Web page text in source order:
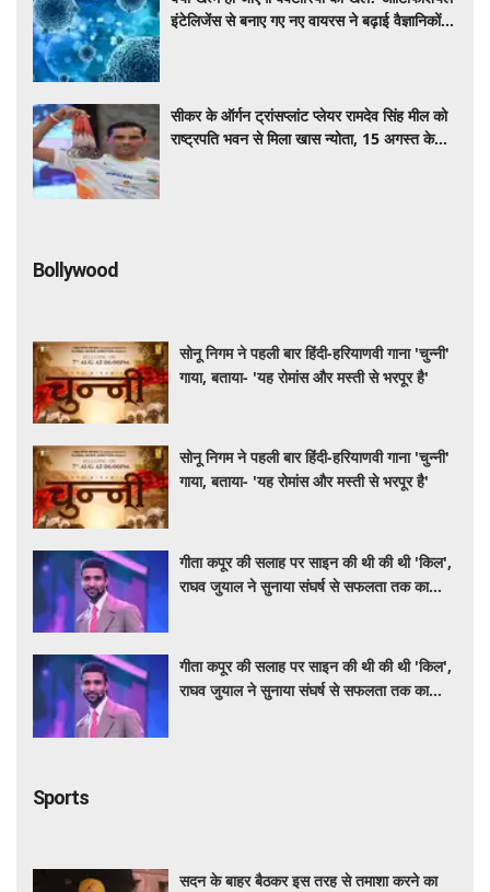
इंटेलिजेंस से बनाए गए नए वायरस ने बढ़ाई वैज्ञानिकों
सीकर के ऑर्गन ट्रांसप्लांट प्लेयर रामदेव सिंह मील को
राष्ट्रपति भवन से मिला खास न्योता, 15 अगस्त के
Bollywood
सोनू निगम ने पहली बार हिंदी-हरियाणवी गाना 'चुन्नी'
गाया, बताया- 'यह रोमांस और मस्ती से भरपूर है'
सोनू निगम ने पहली बार हिंदी-हरियाणवी गाना 'चुन्नी'
गाया, बताया- 'यह रोमांस और मस्ती से भरपूर है'
गीता कपूर की सलाह पर साइन की थी की थी 'किल',
राघव जुयाल ने सुनाया संघर्ष से सफलता तक का
गीता कपूर की सलाह पर साइन की थी की थी 'किल',
राघव जुयाल ने सुनाया संघर्ष से सफलता तक का
Sports
सदन के बाहर बैठकर इस तरह से तमाशा करने का